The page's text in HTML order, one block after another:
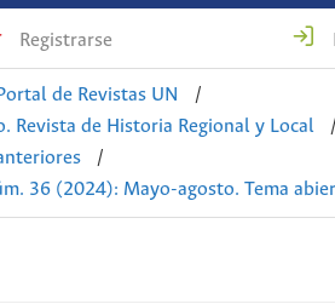
Registrarse
Portal de Revistas UN
/
Revista de Historia Regional y Local
/
36 (2024): Mayo-agosto. Tema